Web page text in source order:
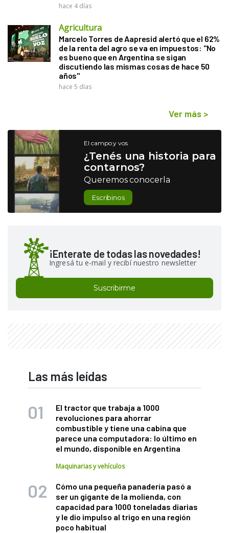
hace 4 días
Agricultura
Marcelo Torres de Aapresid alertó que el 62%
de la renta del agro se va en impuestos: "No
es bueno que en Argentina se sigan
discutiendo las mismas cosas de hace 50
años"
hace 5 días
Ver más >
El campo y vos
¿Tenés una historia para
contarnos?
Queremos conocerla
Escribinos
¡Enterate de todas las novedades!
Ingresá tu e-mail y recibí nuestro newsletter
Suscribirme
Las más leídas
El tractor que trabaja a 1000
revoluciones para ahorrar
combustible y tiene una cabina que
parece una computadora: lo último en
el mundo, disponible en Argentina
Maquinarias y vehículos
Cómo una pequeña panadería pasó a
ser un gigante de la molienda, con
capacidad para 1000 toneladas diarias
y le dio impulso al trigo en una región
poco habitual